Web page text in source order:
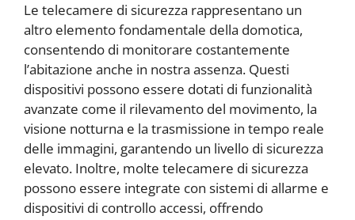
Le telecamere di sicurezza rappresentano un
altro elemento fondamentale della domotica,
consentendo di monitorare costantemente
l’abitazione anche in nostra assenza. Questi
dispositivi possono essere dotati di funzionalità
avanzate come il rilevamento del movimento, la
visione notturna e la trasmissione in tempo reale
delle immagini, garantendo un livello di sicurezza
elevato. Inoltre, molte telecamere di sicurezza
possono essere integrate con sistemi di allarme e
dispositivi di controllo accessi, offrendo